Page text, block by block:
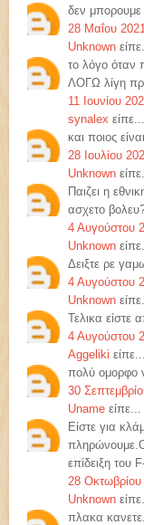
δεν μπορουμε
28 Μαΐου
Unknown
το λόγο όταν
ΛΟΓΩ λίγη
11 Ιουνίου
synalex είπε...
και ποιος
28 Ιουλίου
Unknown
Παιζει η
ασχετο
4 Αυγούστου
Unknown
Δειξτε ρε
4 Αυγούστου
Unknown
Τελικα είστε
4 Αυγούστου
Aggeliki είπε...
πολύ ομορφο
30
Uname είπε...
Είστε για
επίδειξη του
28 Οκτωβρίου
Unknown
πλακα